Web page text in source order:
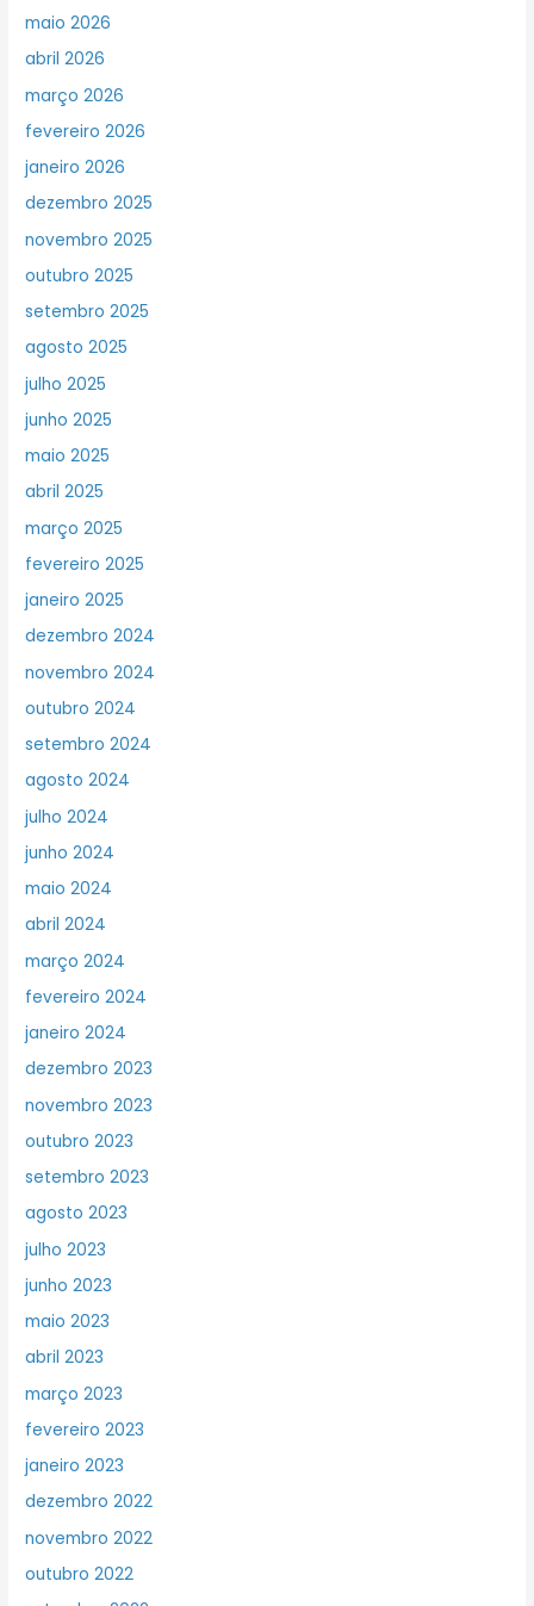
maio 2026
abril 2026
março 2026
fevereiro 2026
janeiro 2026
dezembro 2025
novembro 2025
outubro 2025
setembro 2025
agosto 2025
julho 2025
junho 2025
maio 2025
abril 2025
março 2025
fevereiro 2025
janeiro 2025
dezembro 2024
novembro 2024
outubro 2024
setembro 2024
agosto 2024
julho 2024
junho 2024
maio 2024
abril 2024
março 2024
fevereiro 2024
janeiro 2024
dezembro 2023
novembro 2023
outubro 2023
setembro 2023
agosto 2023
julho 2023
junho 2023
maio 2023
abril 2023
março 2023
fevereiro 2023
janeiro 2023
dezembro 2022
novembro 2022
outubro 2022